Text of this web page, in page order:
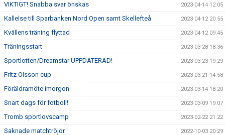
VIKTIGT! Snabba svar önskas 2023-04-14 12:05
Kallelse till Sparbanken Nord Open samt Skellefteå 2023-04-12 20:55
Kvällens träning flyttad 2023-04-12 09:45
Träningsstart 2023-03-28 18:36
Sportlotten/Dreamstar UPPDATERAD! 2023-03-23 19:29
Fritz Olsson cup 2023-03-21 14:58
Föräldramöte imorgon 2023-03-14 18:20
Snart dags för fotboll! 2023-03-09 19:07
Tromb sportlovscamp 2023-02-22 21:22
Saknade matchtröjor 2022-10-03 20:29